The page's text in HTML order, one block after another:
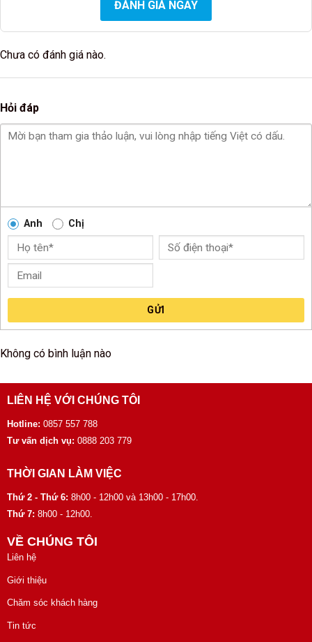
ĐÁNH GIÁ NGAY
Chưa có đánh giá nào.
Hỏi đáp
Anh Chị
GỬI
Không có bình luận nào
LIÊN HỆ VỚI CHÚNG TÔI
Hotline: 0857 557 788
Tư vấn dịch vụ: 0888 203 779
THỜI GIAN LÀM VIỆC
Thứ 2 - Thứ 6: 8h00 - 12h00 và 13h00 - 17h00.
Thứ 7: 8h00 - 12h00.
VỀ CHÚNG TÔI
Liên hệ
Giới thiệu
Chăm sóc khách hàng
Tin tức